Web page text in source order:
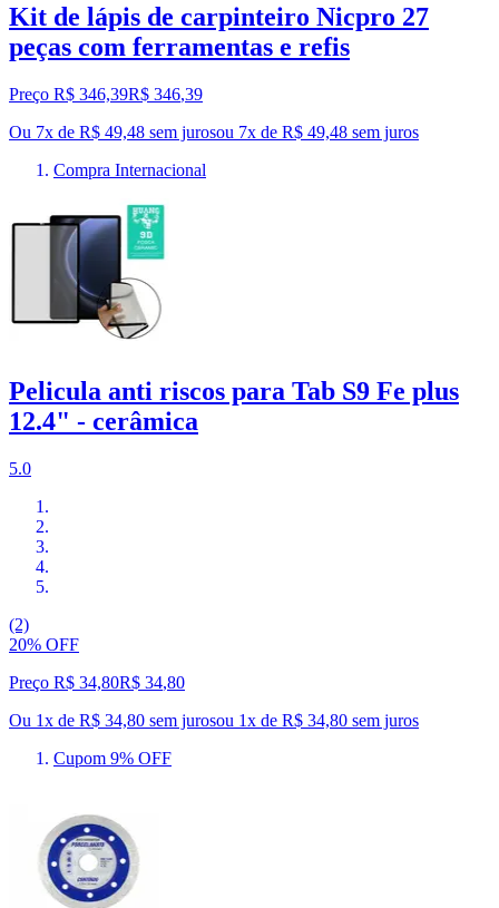
Kit de lápis de carpinteiro Nicpro 27
peças com ferramentas e refis
Preço R$ 346,39R$ 346,39
Ou 7x de R$ 49,48 sem jurosou 7x de R$ 49,48 sem juros
Compra Internacional
Pelicula anti riscos para Tab S9 Fe plus
12.4" - cerâmica
5.0
(2)
20% OFF
Preço R$ 34,80R$ 34,80
Ou 1x de R$ 34,80 sem jurosou 1x de R$ 34,80 sem juros
Cupom 9% OFF